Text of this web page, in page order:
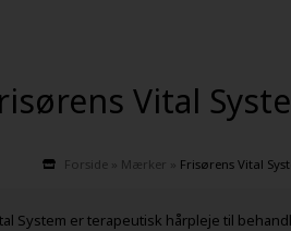
Vital
Forside » Mærker » Frisørens Vital
System er terapeutisk hårpleje til